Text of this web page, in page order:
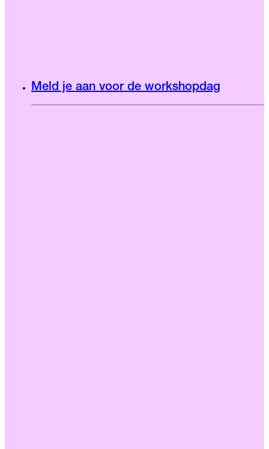
Meld je aan voor de workshopdag